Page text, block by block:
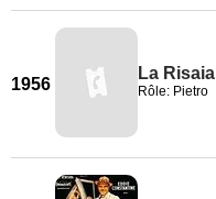
1956
La Risaia
Rôle: Pietro